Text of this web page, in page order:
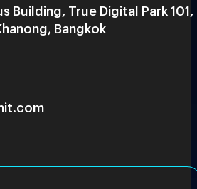
Building, True Digital Park 101,
Bangkok